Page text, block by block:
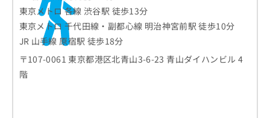
東京メトロ 各線 渋谷駅 徒歩13分
東京メトロ 千代田線・副都心線 明治神宮前駅 徒歩10分
JR 山手線 原宿駅 徒歩18分
〒107-0061 東京都港区北青山3-6-23 青山ダイハンビル 4
階